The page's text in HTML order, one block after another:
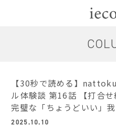
【30秒で読める】
ル体験談 第16話 【打合
完璧な「ちょうどいい」
2025.10.10